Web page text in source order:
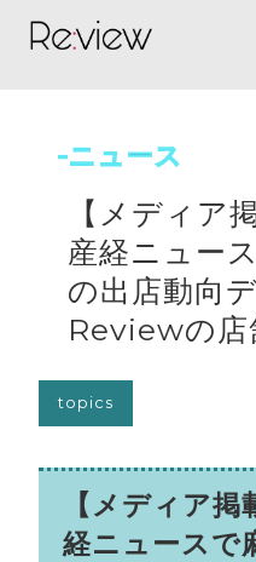
-ニュース
【メディア
産経ニュー
の出店動向
Reviewの店
topics
【メディア
経ニュースで